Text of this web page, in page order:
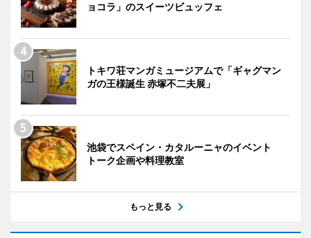
ョコラ」のスイーツビュッフェ
トキワ荘マンガミュージアムで「ギャグマン
ガの王様誕生 赤塚不二夫展」
池袋でスペイン・カタルーニャのイベント
トーク企画や料理教室
もっと見る